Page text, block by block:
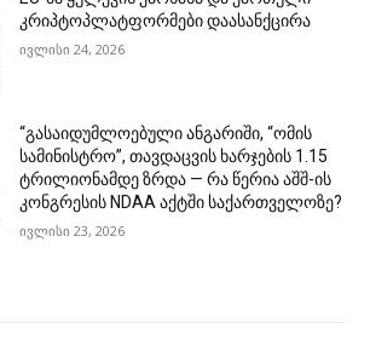
კრიპტოპლატფორმები დაასანქცირა
ივლისი 24, 2026
“გასაიდუმლოებული ანგარიში, “ომის
სამინისტრო”, თავდაცვის ხარჯების 1.15
ტრილიონამდე ზრდა — რა წერია აშშ-ის
კონგრესის NDAA აქტში საქართველოზე?
ივლისი 23, 2026